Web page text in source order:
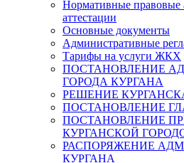
Нормативные правовые
аттестации
Основные документы
Административные
Тарифы на услуги ЖКХ
ПОСТАНОВЛЕНИЕ
ГОРОДА КУРГАНА
РЕШЕНИЕ
ПОСТАНОВЛЕНИЕ
ПОСТАНОВЛЕНИЕ
КУРГАНСКОЙ
РАСПОРЯЖЕНИЕ
КУРГАНА